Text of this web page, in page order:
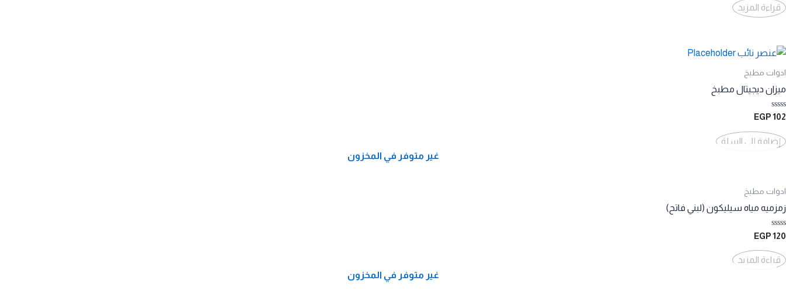
من
5
قراءة المزيد
ادوات مطبخ
ميزان ديجيتال مطبخ
تم
من
5
102
EGP
إضافة إلى السلة
غير متوفر في المخزون
ادوات مطبخ
زمزميه مياه سيليكون (لبني فاتح)
تم
التقييم
من
5
120
EGP
قراءة المزيد
غير متوفر في المخزون